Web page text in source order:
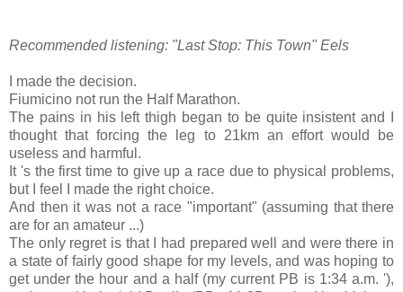
Recommended listening: "Last Stop: This Town" Eels
I made the decision.
Fiumicino not run the Half Marathon.
The pains in his left thigh began to be quite insistent and I
thought that forcing the leg to 21km an effort would be
useless and harmful.
It 's the first time to give up a race due to physical problems,
but I feel I made the right choice.
And then it was not a race "important" (assuming that there
are for an amateur ...)
The only regret is that I had prepared well and were there in
a state of fairly good shape for my levels, and was hoping to
get under the hour and a half (my current PB is 1:34 a.m. '),